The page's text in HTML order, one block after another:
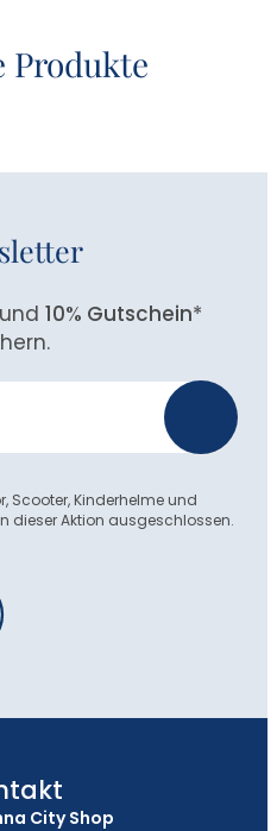
Produkte
und 10% Gutschein*
Scooter, Kinderhelme und
dieser Aktion ausgeschlossen.
City Shop